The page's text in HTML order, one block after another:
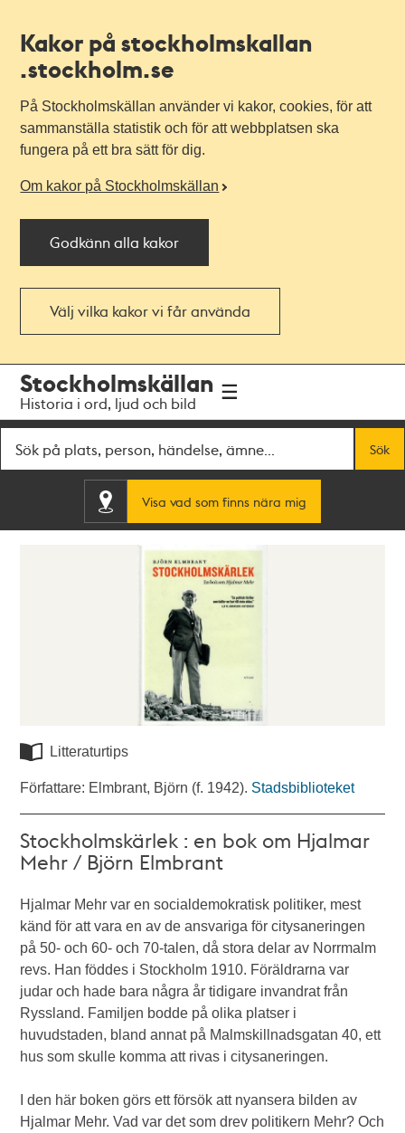
Kakor på stockholmskallan
.stockholm.se
På Stockholmskällan använder vi kakor, cookies, för att
sammanställa statistik och för att webbplatsen ska
fungera på ett bra sätt för dig.
Om kakor på Stockholmskällan
Godkänn alla kakor
Välj vilka kakor vi får använda
navigationen
huvudinnehållet
Stockholmskällan
Historia i ord, ljud och bild
Sök
Visa vad som finns nära mig
Litteraturtips
Författare: Elmbrant, Björn (f. 1942). Stadsbiblioteket
Stockholmskärlek : en bok om Hjalmar
Mehr / Björn Elmbrant
Hjalmar Mehr var en socialdemokratisk politiker, mest
känd för att vara en av de ansvariga för citysaneringen
på 50- och 60- och 70-talen, då stora delar av Norrmalm
revs. Han föddes i Stockholm 1910. Föräldrarna var
judar och hade bara några år tidigare invandrat från
Ryssland. Familjen bodde på olika platser i
huvudstaden, bland annat på Malmskillnadsgatan 40, ett
hus som skulle komma att rivas i citysaneringen.
I den här boken görs ett försök att nyansera bilden av
Hjalmar Mehr. Vad var det som drev politikern Mehr? Och